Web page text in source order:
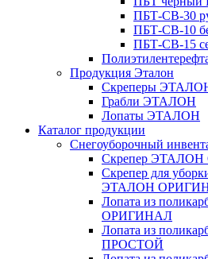
ПБТ-СВ-30
ПБТ-СВ-10
ПБТ-СВ-15
Продукция Эталон
Скреперы
Грабли ЭТАЛОН
Лопаты ЭТАЛОН
Каталог продукции
Снегоуборочный
Скрепер
Скрепер для
ЭТАЛОН
Лопата из
ОРИГИНАЛ
Лопата из
ПРОСТОЙ